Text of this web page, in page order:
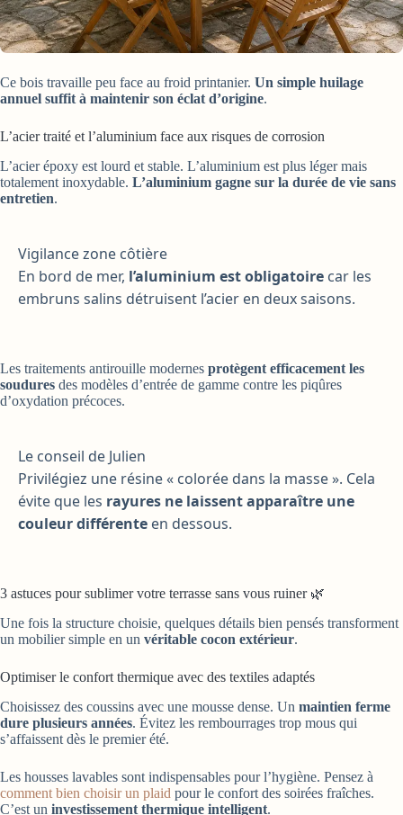
Ce bois travaille peu face au froid printanier. Un simple huilage
annuel suffit à maintenir son éclat d’origine.
L’acier traité et l’aluminium face aux risques de corrosion
L’acier époxy est lourd et stable. L’aluminium est plus léger mais
totalement inoxydable. L’aluminium gagne sur la durée de vie sans
entretien.
Vigilance zone côtière
En bord de mer, l’aluminium est obligatoire car les
embruns salins détruisent l’acier en deux saisons.
Les traitements antirouille modernes protègent efficacement les
soudures des modèles d’entrée de gamme contre les piqûres
d’oxydation précoces.
Le conseil de Julien
Privilégiez une résine « colorée dans la masse ». Cela
évite que les rayures ne laissent apparaître une
couleur différente en dessous.
3 astuces pour sublimer votre terrasse sans vous ruiner 🌿
Une fois la structure choisie, quelques détails bien pensés transforment
un mobilier simple en un véritable cocon extérieur.
Optimiser le confort thermique avec des textiles adaptés
Choisissez des coussins avec une mousse dense. Un maintien ferme
dure plusieurs années. Évitez les rembourrages trop mous qui
s’affaissent dès le premier été.
Les housses lavables sont indispensables pour l’hygiène. Pensez à
comment bien choisir un plaid pour le confort des soirées fraîches.
C’est un investissement thermique intelligent.